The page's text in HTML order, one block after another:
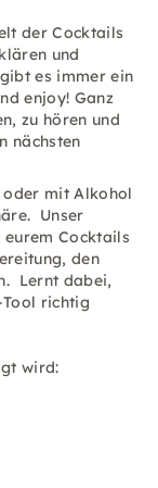
der Cocktails
und
es immer ein
enjoy! Ganz
zu hören und
nächsten
mit Alkohol
Unser
Cocktails
den
Lernt dabei,
richtig
wird: